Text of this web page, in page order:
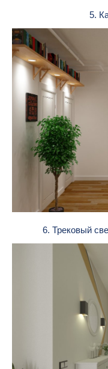
5.
6. Трековый